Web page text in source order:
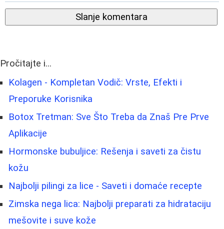
Slanje komentara
Pročitajte i...
Kolagen - Kompletan Vodič: Vrste, Efekti i
Preporuke Korisnika
Botox Tretman: Sve Što Treba da Znaš Pre Prve
Aplikacije
Hormonske bubuljice: Rešenja i saveti za čistu
kožu
Najbolji pilingi za lice - Saveti i domaće recepte
Zimska nega lica: Najbolji preparati za hidrataciju
mešovite i suve kože